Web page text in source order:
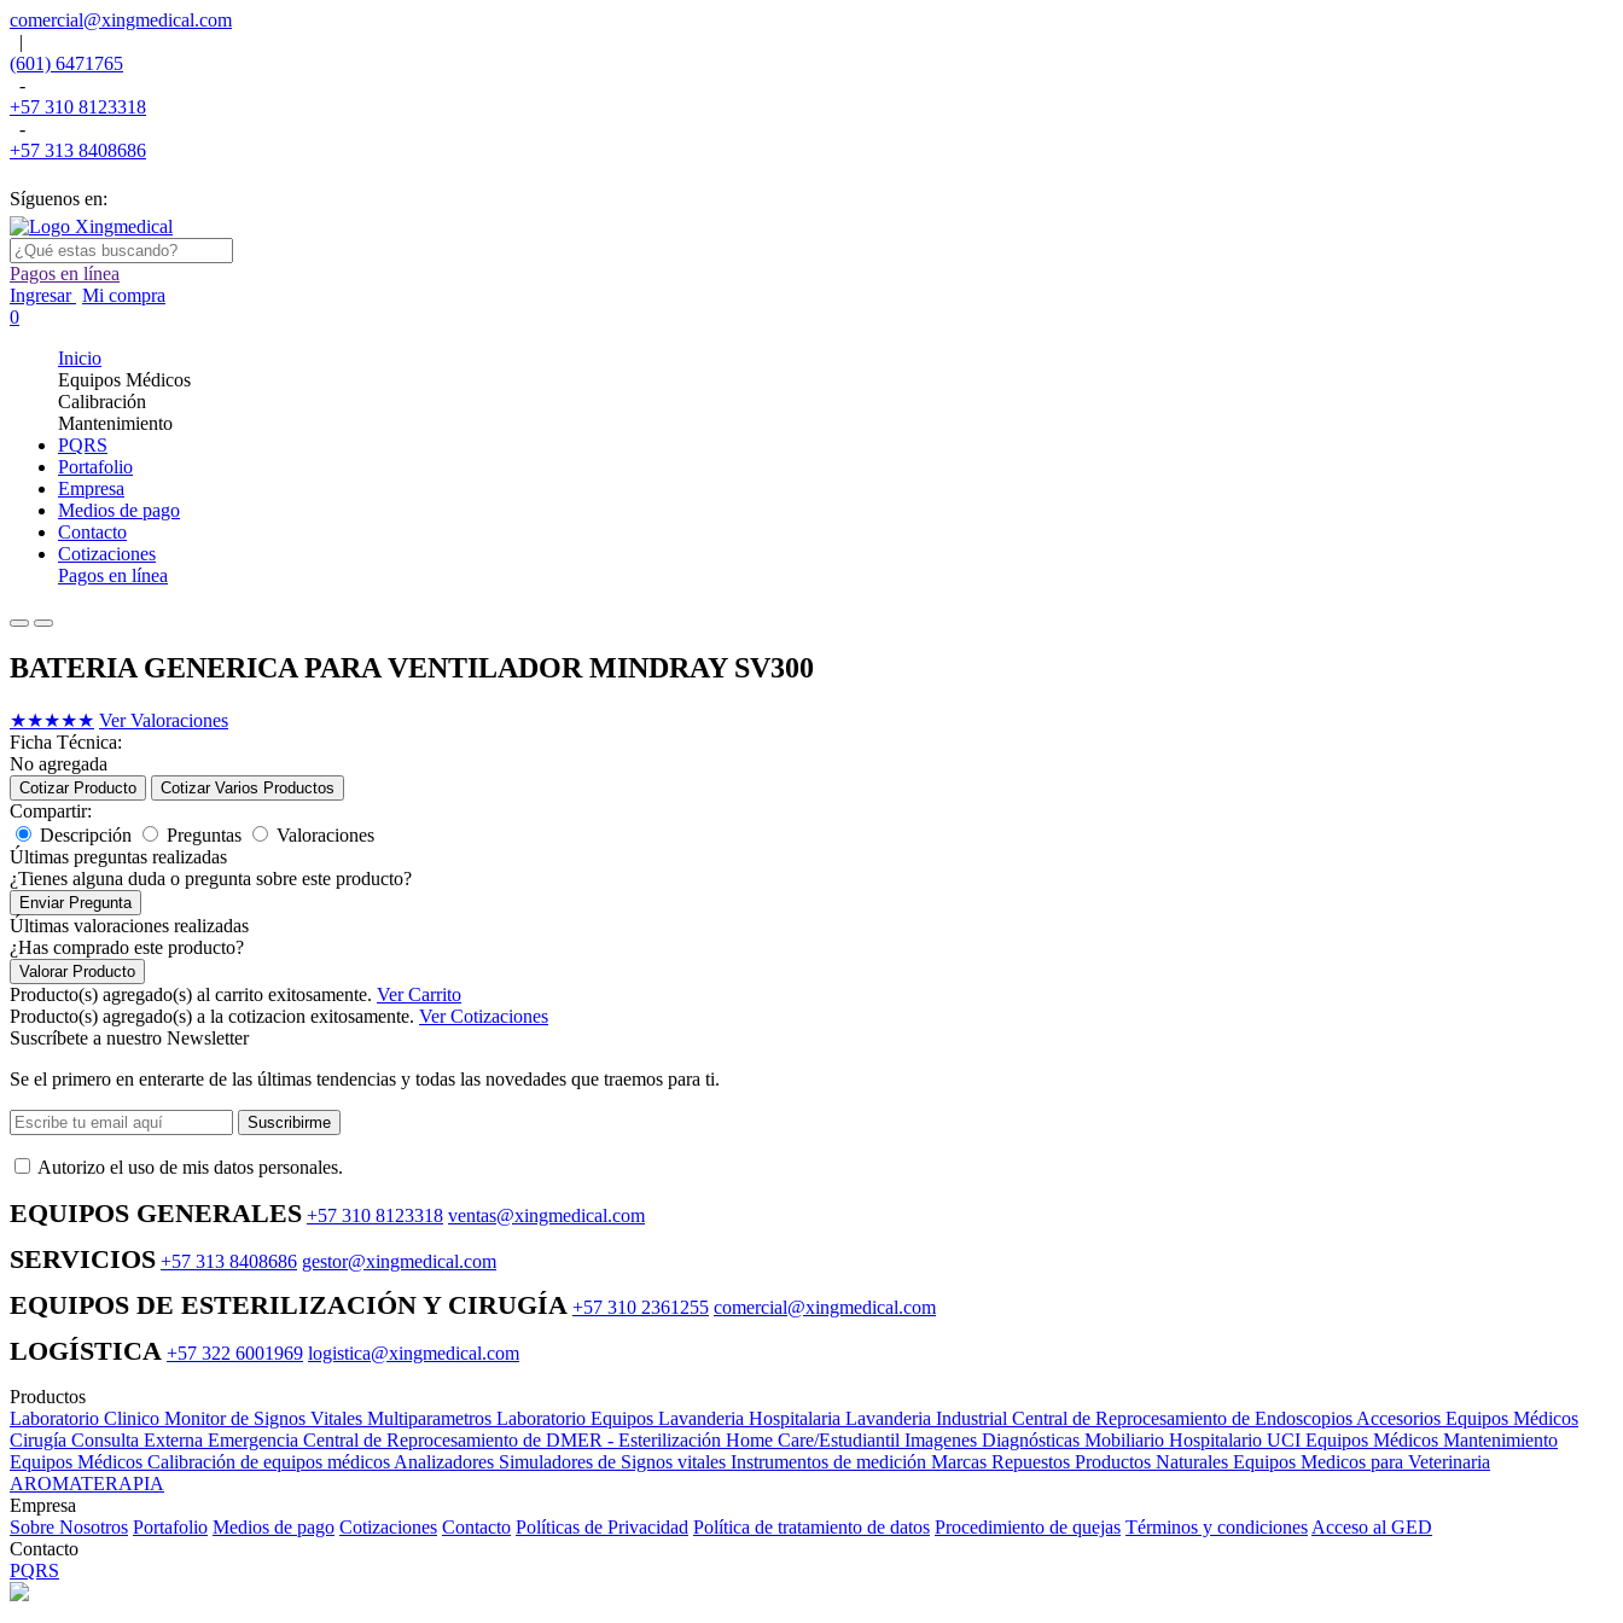
comercial@xingmedical.com
|
(601) 6471765
-
+57 310 8123318
-
+57 313 8408686
Síguenos en:
Pagos en línea
Ingresar Mi compra
0
Inicio
Equipos Médicos
Calibración
Mantenimiento
PQRS
Portafolio
Empresa
Medios de pago
Contacto
Cotizaciones
Pagos en línea
BATERIA GENERICA PARA VENTILADOR MINDRAY SV300
★★★★★ Ver Valoraciones
Ficha Técnica:
No agregada
Cotizar Producto Cotizar Varios Productos
Compartir:
Descripción
Preguntas
Valoraciones
Últimas preguntas realizadas
¿Tienes alguna duda o pregunta sobre este producto?
Enviar Pregunta
Últimas valoraciones realizadas
¿Has comprado este producto?
Valorar Producto
Producto(s) agregado(s) al carrito exitosamente. Ver Carrito
Producto(s) agregado(s) a la cotizacion exitosamente. Ver Cotizaciones
Suscríbete a nuestro Newsletter
Se el primero en enterarte de las últimas tendencias y todas las novedades que traemos para ti.
Suscribirme
Autorizo ​​el uso de mis datos personales.
EQUIPOS GENERALES +57 310 8123318 ventas@xingmedical.com
SERVICIOS +57 313 8408686 gestor@xingmedical.com
EQUIPOS DE ESTERILIZACIÓN Y CIRUGÍA +57 310 2361255 comercial@xingmedical.com
LOGÍSTICA +57 322 6001969 logistica@xingmedical.com
Productos
Laboratorio Clinico Monitor de Signos Vitales Multiparametros Laboratorio Equipos Lavanderia Hospitalaria Lavanderia Industrial Central de Reprocesamiento de Endoscopios Accesorios Equipos Médicos
Cirugía Consulta Externa Emergencia Central de Reprocesamiento de DMER - Esterilización Home Care/Estudiantil Imagenes Diagnósticas Mobiliario Hospitalario UCI Equipos Médicos Mantenimiento
Equipos Médicos Calibración de equipos médicos Analizadores Simuladores de Signos vitales Instrumentos de medición Marcas Repuestos Productos Naturales Equipos Medicos para Veterinaria
AROMATERAPIA
Empresa
Sobre Nosotros Portafolio Medios de pago Cotizaciones Contacto Políticas de Privacidad Política de tratamiento de datos Procedimiento de quejas Términos y condiciones Acceso al GED
Contacto
PQRS